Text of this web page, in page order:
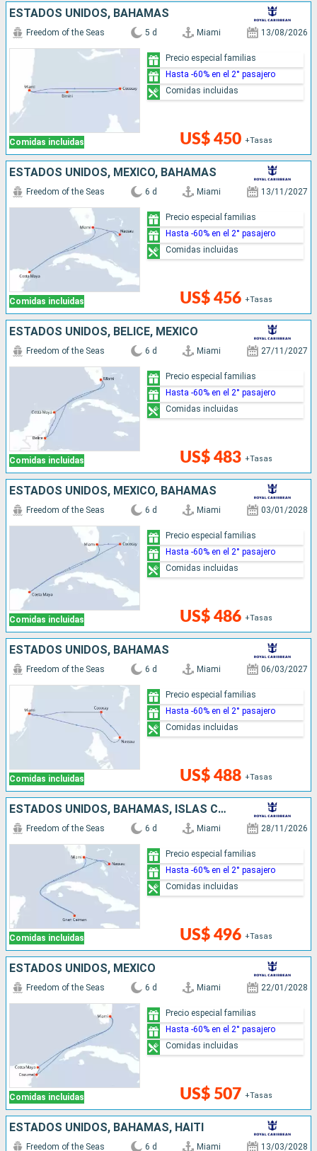
ESTADOS UNIDOS, BAHAMAS
Comidas incluidas
Freedom of the Seas 5 d Miami 13/08/2026
US$ 450 +Tasas
Precio especial familias
Hasta -60% en el 2° pasajero
Comidas incluidas
ESTADOS UNIDOS, MÉXICO, BAHAMAS
Comidas incluidas
Freedom of the Seas 6 d Miami 13/11/2027
US$ 456 +Tasas
Precio especial familias
Hasta -60% en el 2° pasajero
Comidas incluidas
ESTADOS UNIDOS, BELICE, MÉXICO
Comidas incluidas
Freedom of the Seas 6 d Miami 27/11/2027
US$ 483 +Tasas
Precio especial familias
Hasta -60% en el 2° pasajero
Comidas incluidas
ESTADOS UNIDOS, MÉXICO, BAHAMAS
Comidas incluidas
Freedom of the Seas 6 d Miami 03/01/2028
US$ 486 +Tasas
Precio especial familias
Hasta -60% en el 2° pasajero
Comidas incluidas
ESTADOS UNIDOS, BAHAMAS
Comidas incluidas
Freedom of the Seas 6 d Miami 06/03/2027
US$ 488 +Tasas
Precio especial familias
Hasta -60% en el 2° pasajero
Comidas incluidas
ESTADOS UNIDOS, BAHAMAS, ISLAS CAIMÁN
Comidas incluidas
Freedom of the Seas 6 d Miami 28/11/2026
US$ 496 +Tasas
Precio especial familias
Hasta -60% en el 2° pasajero
Comidas incluidas
ESTADOS UNIDOS, MÉXICO
Comidas incluidas
Freedom of the Seas 6 d Miami 22/01/2028
US$ 507 +Tasas
Precio especial familias
Hasta -60% en el 2° pasajero
Comidas incluidas
ESTADOS UNIDOS, BAHAMAS, HAITI
Freedom of the Seas 6 d Miami 13/03/2028